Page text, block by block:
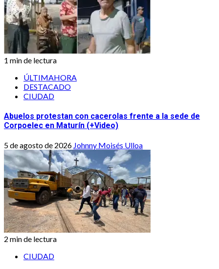
1 min de lectura
ÚLTIMAHORA
DESTACADO
CIUDAD
Abuelos protestan con cacerolas frente a la sede de
Corpoelec en Maturín (+Video)
5 de agosto de 2026 Johnny Moisés Ulloa
2 min de lectura
CIUDAD